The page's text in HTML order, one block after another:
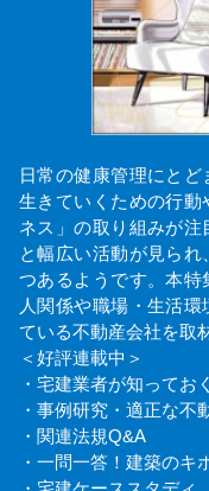
日常の健康管理にと
生きていくための行
ネス」の取り組みが
と幅広い活動が見ら
つあるようです。本
人関係や職場・生活
ている不動産会社を取
＜好評連載中＞
・宅建業者が知ってお
・事例研究・適正な不
・関連法規Q&A
・一問一答！建築のキ